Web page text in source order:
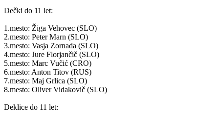
Dečki do 11 let:
1.mesto: Žiga Vehovec (SLO)
2.mesto: Peter Marn (SLO)
3.mesto: Vasja Zornada (SLO)
4.mesto: Jure Florjančič (SLO)
5.mesto: Marc Vučić (CRO)
6.mesto: Anton Titov (RUS)
7.mesto: Maj Grlica (SLO)
8.mesto: Oliver Vidakovič (SLO)
Deklice do 11 let: